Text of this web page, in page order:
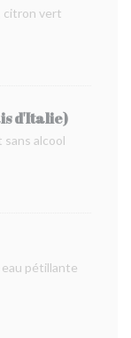
citron vert
d'Italie)
alcool
pétillante